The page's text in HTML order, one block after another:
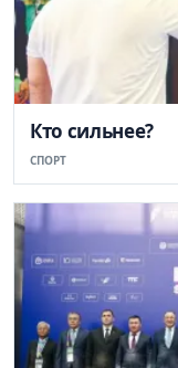
Кто сильнее?
СПОРТ